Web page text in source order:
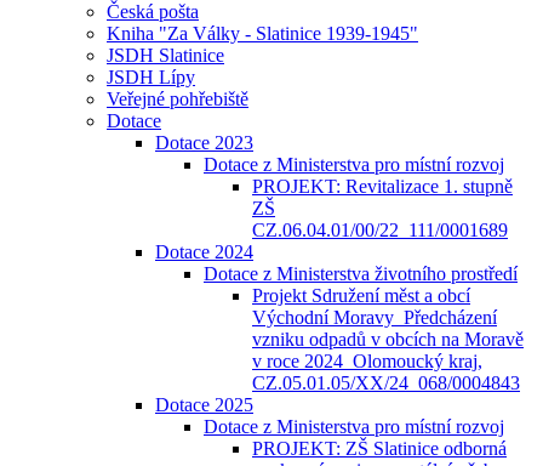
Česká pošta
Kniha "Za Války - Slatinice 1939-1945"
JSDH Slatinice
JSDH Lípy
Veřejné pohřebiště
Dotace
Dotace 2023
Dotace z Ministerstva pro místní rozvoj
PROJEKT: Revitalizace 1. stupně
ZŠ
CZ.06.04.01/00/22_111/0001689
Dotace 2024
Dotace z Ministerstva životního prostředí
Projekt Sdružení měst a obcí
Východní Moravy_Předcházení
vzniku odpadů v obcích na Moravě
v roce 2024_Olomoucký kraj,
CZ.05.01.05/XX/24_068/0004843
Dotace 2025
Dotace z Ministerstva pro místní rozvoj
PROJEKT: ZŠ Slatinice odborná